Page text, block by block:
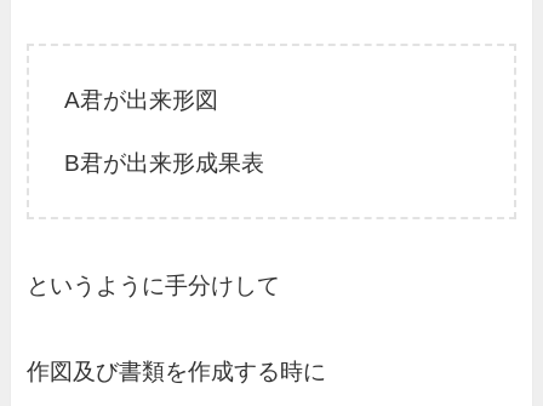
A君が出来形図
B君が出来形成果表
というように手分けして
作図及び書類を作成する時に